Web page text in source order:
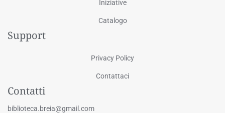
Iniziative
Catalogo
Support
Privacy Policy
Contattaci
Contatti
biblioteca.breia@gmail.com